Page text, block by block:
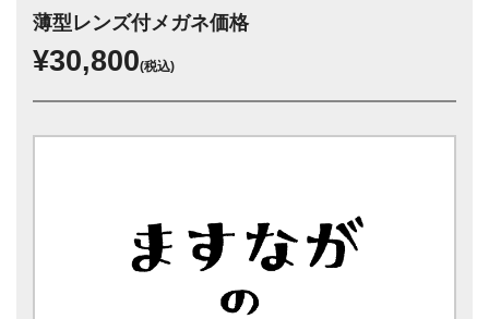
薄型レンズ付メガネ価格
¥30,800(税込)